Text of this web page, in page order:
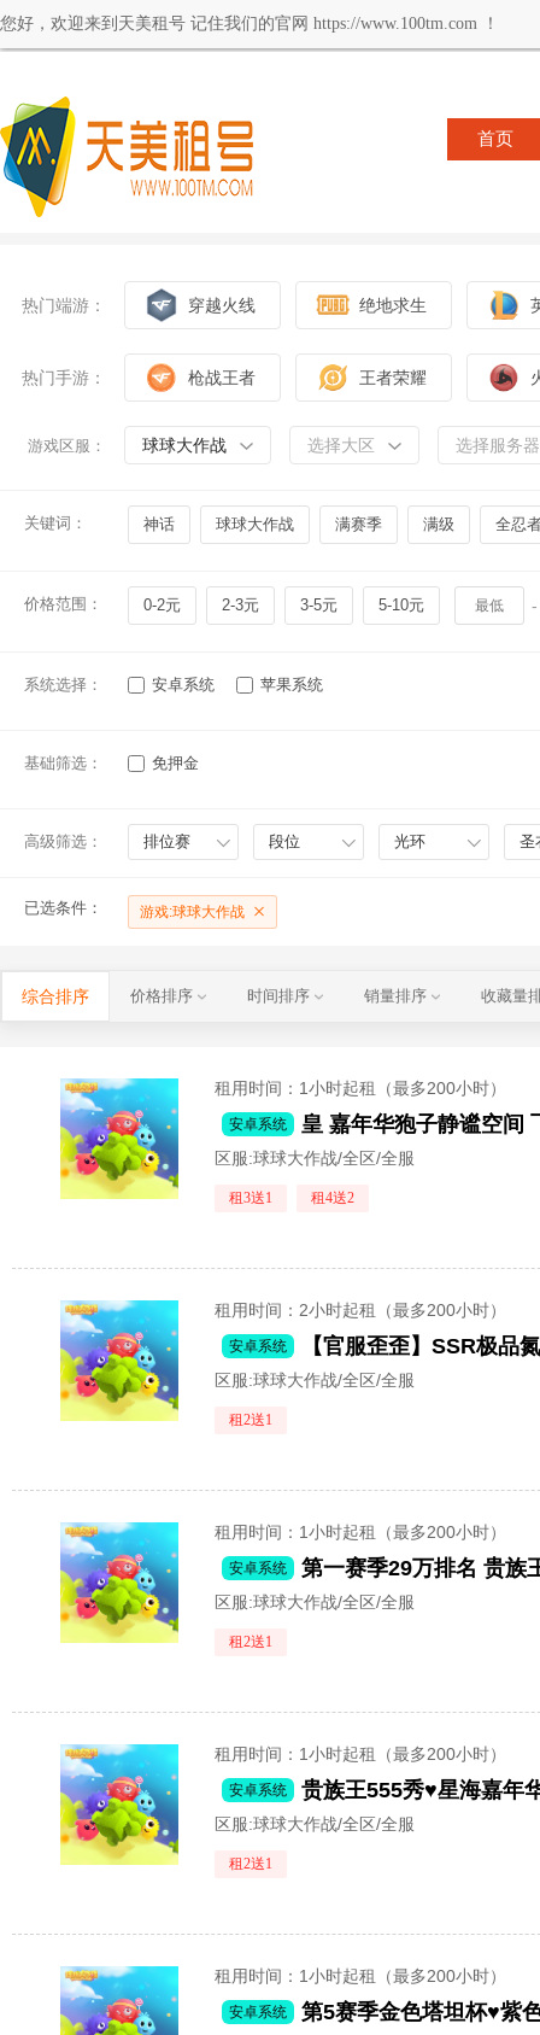
您好，欢迎来到天美租号 记住我们的官网 https://www.100tm.com ！
首页
热门端游： 穿越火线 绝地求生
热门手游： 枪战王者 王者荣耀
游戏区服： 球球大作战 选择大区 选择服务器
关键词： 神话 球球大作战 满赛季 满级 全忍
价格范围： 0-2元 2-3元 3-5元 5-10元 -
系统选择： 安卓系统 苹果系统
基础筛选： 免押金
高级筛选： 排位赛 段位 光环 圣
已选条件： 游戏:球球大作战
综合排序 价格排序 时间排序 销量排序 收藏量
租用时间 ：1小时起租（最多200小时）
安卓系统 皇 嘉年华狍子静谧空间
区服:球球大作战/全区/全服
租3送1 租4送2
租用时间 ：2小时起租（最多200小时）
安卓系统
区服:球球大作战/全区/全服
租2送1
租用时间 ：1小时起租（最多200小时）
安卓系统 第一赛季29万排名 贵族
区服:球球大作战/全区/全服
租2送1
租用时间 ：1小时起租（最多200小时）
安卓系统
区服:球球大作战/全区/全服
租2送1
租用时间 ：1小时起租（最多200小时）
安卓系统 第5赛季金色塔坦杯♥紫